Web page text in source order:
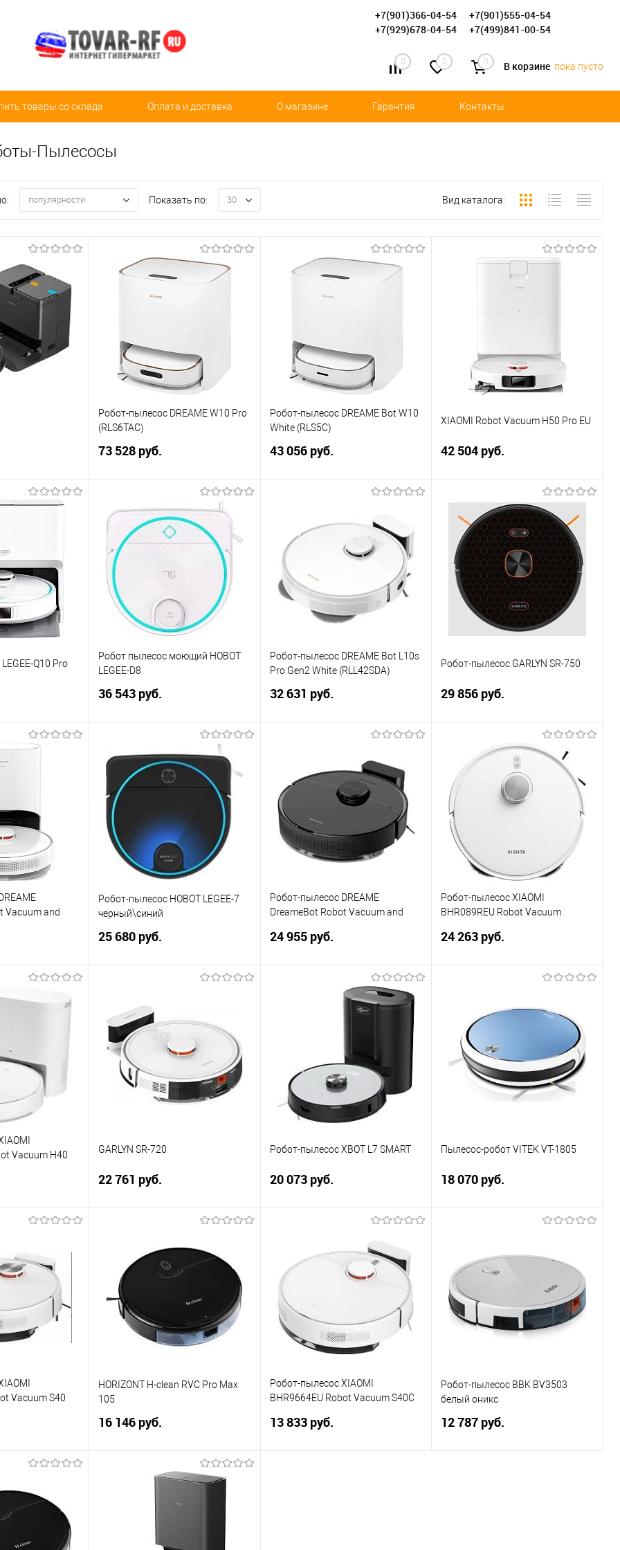
+7(901)366-04-54
+7(901)555-04-54
+7(929)678-04-54
+7(499)841-00-54
0 0 0 В корзине пока пусто
товары со склада Оплата и доставка О магазине Гарантия Контакты
Пылесосы
популярности Показать по: 30 Вид каталога:
Робот-пылесос DREAME W10 Pro
(RLS6TAC)
73 528 руб.
В корзину
Купить в 1 клик
Сравнение
В избранное
Робот-пылесос DREAME Bot W10
White (RLS5C)
43 056 руб.
Купить в 1 клик
Сравнение
В избранное
XIAOMI Robot Vacuum H50 Pro EU
42 504 руб.
В корзину
Купить в 1 клик
Сравнение
В избранное
Q10 Pro
Робот пылесос моющий HOBOT
LEGEE-D8
36 543 руб.
В корзину
Купить в 1 клик
Сравнение
В избранное
Робот-пылесос DREAME Bot L10s
Pro Gen2 White (RLL42SDA)
32 631 руб.
Купить в 1 клик
Сравнение
Робот-пылесос GARLYN SR-750
29 856 руб.
В корзину
Купить в 1 клик
Сравнение
В избранное
Vacuum and
Робот-пылесос HOBOT LEGEE-7
черный\синий
25 680 руб.
Купить в 1 клик
Сравнение
В избранное
Робот-пылесос DREAME
DreameBot Robot Vacuum and
24 955 руб.
В корзину
Робот-пылесос XIAOMI
BHR089REU Robot Vacuum
24 263 руб.
Купить в 1 клик
Сравнение
В избранное
Vacuum H40
Сравнение
GARLYN SR-720
22 761 руб.
Купить в 1 клик
Сравнение
В избранное
Робот-пылесос XBOT L7 SMART
20 073 руб.
Купить в 1 клик
Сравнение
Пылесос-робот VITEK VT-1805
18 070 руб.
Купить в 1 клик
Сравнение
В избранное
Vacuum S40
Сравнение
HORIZONT H-clean RVC Pro Max
105
16 146 руб.
В корзину
Купить в 1 клик
В избранное
Робот-пылесос XIAOMI
BHR9664EU Robot Vacuum S40C
13 833 руб.
Робот-пылесос BBK BV3503
белый оникс
12 787 руб.